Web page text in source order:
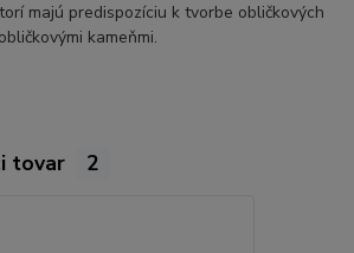
majú predispozíciu k tvorbe obličkových
kameňmi.
tovar 2